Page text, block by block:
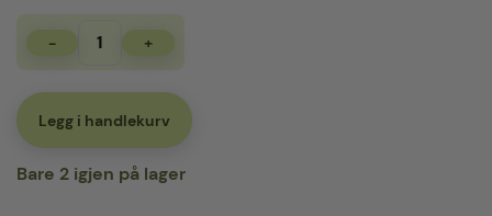
-
Medicube
R
Booster
Mini
antall
+
Legg i handlekurv
Bare 2 igjen på lager